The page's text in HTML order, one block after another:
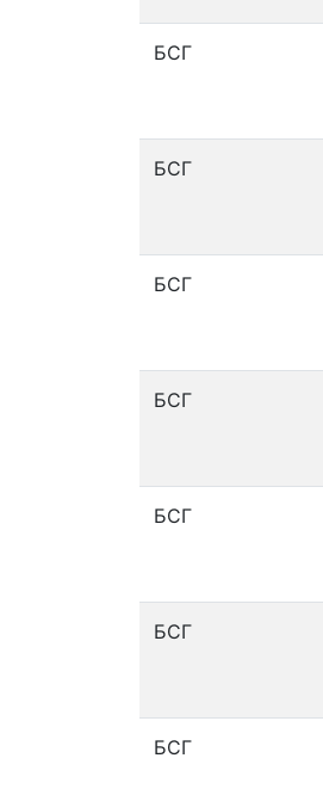
БСГ
БСГ
БСГ
БСГ
БСГ
БСГ
БСГ